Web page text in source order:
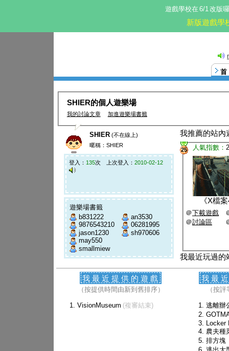
遊戲學校在 6/1改版
新版遊戲學
SHIER的個人遊樂場
我的討論文章 加進遊樂場書籤
SHIER (不在線上)
暱稱：SHIER
登入： 135次 上次登入： 2010-02-12
遊樂場書籤
b831222
9876543210
jason1230
may550
smallmiew
an3530
06281995
sh970606
我推薦的站內
25 人氣指數：
《X檔
＠下載遊戲
＠討論區
我最近玩過的
我最近提供的遊戲
（按提供時間由新到舊排序）
VisionMuseum (複審結束)
我最
（按
逃離辦
Locker
農夫種
排方塊